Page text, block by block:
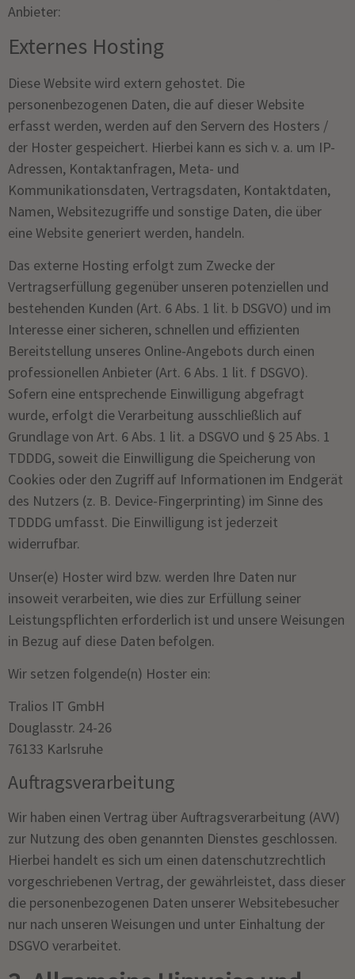
Anbieter:
Externes Hosting
Diese Website wird extern gehostet. Die
personenbezogenen Daten, die auf dieser Website
erfasst werden, werden auf den Servern des Hosters /
der Hoster gespeichert. Hierbei kann es sich v. a. um IP-
Adressen, Kontaktanfragen, Meta- und
Kommunikationsdaten, Vertragsdaten, Kontaktdaten,
Namen, Websitezugriffe und sonstige Daten, die über
eine Website generiert werden, handeln.
Das externe Hosting erfolgt zum Zwecke der
Vertragserfüllung gegenüber unseren potenziellen und
bestehenden Kunden (Art. 6 Abs. 1 lit. b DSGVO) und im
Interesse einer sicheren, schnellen und effizienten
Bereitstellung unseres Online-Angebots durch einen
professionellen Anbieter (Art. 6 Abs. 1 lit. f DSGVO).
Sofern eine entsprechende Einwilligung abgefragt
wurde, erfolgt die Verarbeitung ausschließlich auf
Grundlage von Art. 6 Abs. 1 lit. a DSGVO und § 25 Abs. 1
TDDDG, soweit die Einwilligung die Speicherung von
Cookies oder den Zugriff auf Informationen im Endgerät
des Nutzers (z. B. Device-Fingerprinting) im Sinne des
TDDDG umfasst. Die Einwilligung ist jederzeit
widerrufbar.
Unser(e) Hoster wird bzw. werden Ihre Daten nur
insoweit verarbeiten, wie dies zur Erfüllung seiner
Leistungspflichten erforderlich ist und unsere Weisungen
in Bezug auf diese Daten befolgen.
Wir setzen folgende(n) Hoster ein:
Tralios IT GmbH
Douglasstr. 24-26
76133 Karlsruhe
Auftragsverarbeitung
Wir haben einen Vertrag über Auftragsverarbeitung (AVV)
zur Nutzung des oben genannten Dienstes geschlossen.
Hierbei handelt es sich um einen datenschutzrechtlich
vorgeschriebenen Vertrag, der gewährleistet, dass dieser
die personenbezogenen Daten unserer Websitebesucher
nur nach unseren Weisungen und unter Einhaltung der
DSGVO verarbeitet.